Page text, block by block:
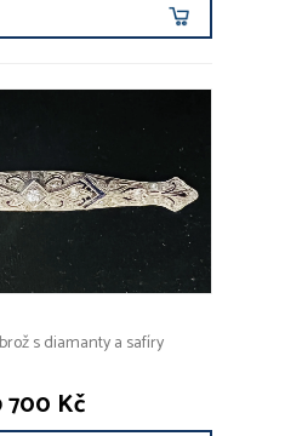
s diamanty a safíry
700 Kč